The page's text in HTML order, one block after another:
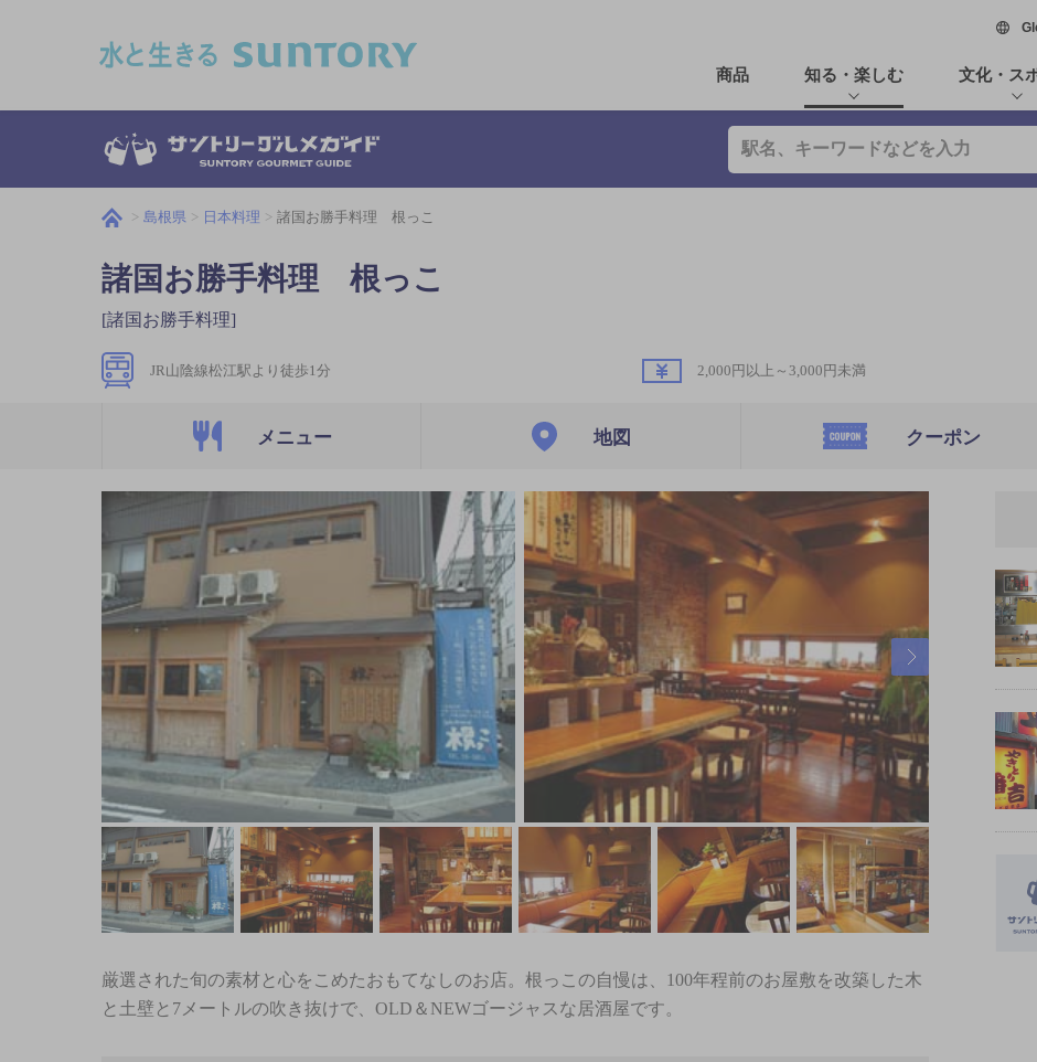
商品 知る・楽しむ 文化・ス
島根県 日本料理 諸国お勝手料理 根っこ
諸国お勝手料理 根っこ
[諸国お勝手料理]
JR山陰線松江駅より徒歩1分 2,000円以上～3,000円未満
メニュー 地図 クーポン
厳選された旬の素材と心をこめたおもてなしのお店。根っこの自慢は、100年程前のお屋敷を改築した木
と土壁と7メートルの吹き抜けで、OLD＆NEWゴージャスな居酒屋です。